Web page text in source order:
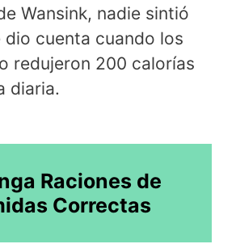
Wansink, nadie sintió
dio cuenta cuando los
redujeron 200 calorías
diaria.
Raciones de
Correctas